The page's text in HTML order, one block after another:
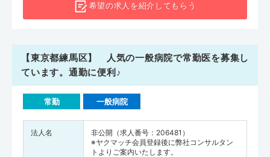
希望の求人を紹介してもらう
【東京都練馬区】 人気の一般病院で常勤医を募集し
ています。通勤に便利♪
常勤 一般病院
法人名
非公開（求人番号：206481）
※ヤクマッチ会員登録後に弊社コンサルタン
トよりご案内いたします。